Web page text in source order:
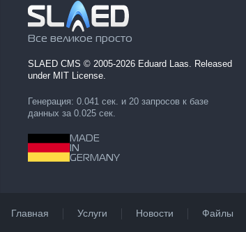
Все великое просто
SLAED CMS © 2005-2026 Eduard Laas. Released
under MIT License.
Генерация: 0.041 сек. и 20 запросов к базе
данных за 0.025 сек.
MADE
IN
GERMANY
Главная Услуги Новости Файлы